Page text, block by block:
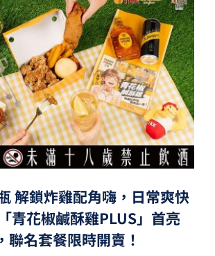
解鎖炸雞配角嗨，日常爽快
青花椒鹹酥雞PLUS」首亮
聯名套餐限時開賣！